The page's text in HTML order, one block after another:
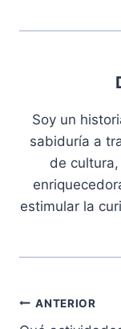
Soy un
sabiduría a
de
estimular la
ANTERIOR